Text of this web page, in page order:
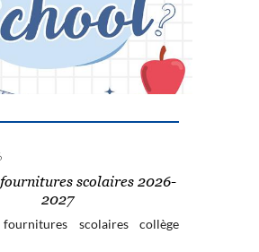
scolaires 2026-
2027
scolaires collège